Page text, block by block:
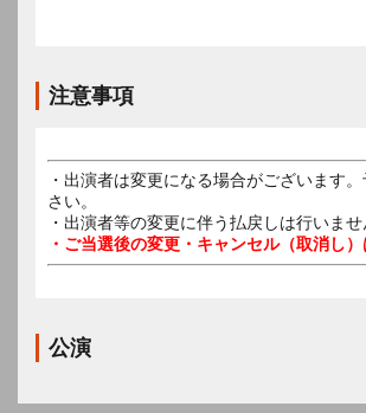
注意事項
・出演者は変更になる場合がございます
さい。
・出演者等の変更に伴う払戻しは行いませ
・ご当選後の変更・キャンセル（取消し）
公演